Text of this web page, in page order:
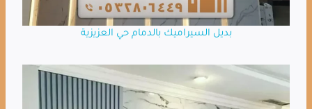
بديل السيراميك بالدمام حي العزيزية